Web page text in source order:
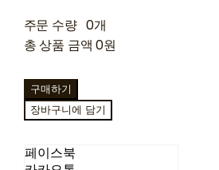
주문 수량 0개
총 상품 금액 0원
구매하기
장바구니에 담기
페이스북